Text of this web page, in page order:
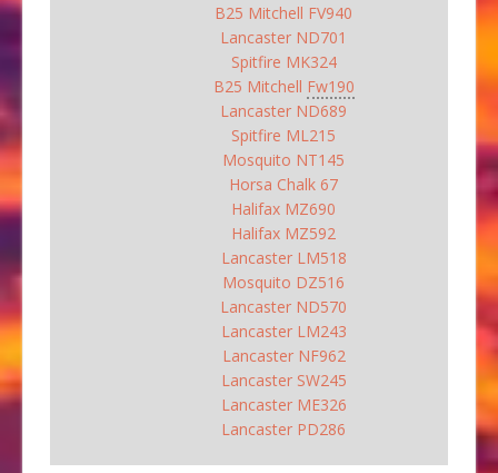
B25 Mitchell FV940
Lancaster ND701
Spitfire MK324
B25 Mitchell Fw190
Lancaster ND689
Spitfire ML215
Mosquito NT145
Horsa Chalk 67
Halifax MZ690
Halifax MZ592
Lancaster LM518
Mosquito DZ516
Lancaster ND570
Lancaster LM243
Lancaster NF962
Lancaster SW245
Lancaster ME326
Lancaster PD286